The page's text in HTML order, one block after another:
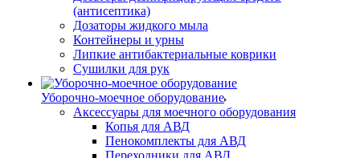
(антисептика)
Дозаторы жидкого мыла
Контейнеры и урны
Липкие антибактериальные коврики
Сушилки для рук
Уборочно-моечное оборудование
Аксессуары для моечного оборудования
Копья для АВД
Пенокомплекты для АВД
Переходники для АВД